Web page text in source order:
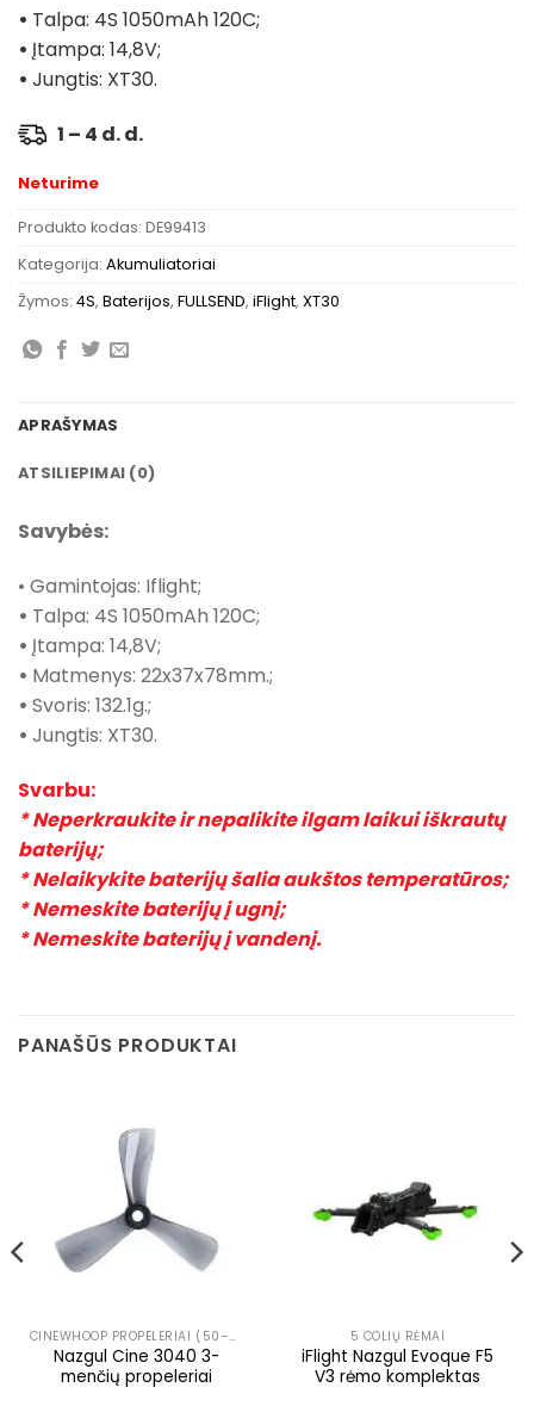
• Talpa: 4S 1050mAh 120C;
• Įtampa: 14,8V;
• Jungtis: XT30.
1 – 4 d. d.
Neturime
Produkto kodas: DE99413
Kategorija: Akumuliatoriai
Žymos: 4S, Baterijos, FULLSEND, iFlight, XT30
APRAŠYMAS
ATSILIEPIMAI (0)
Savybės:
• Gamintojas: Iflight;
• Talpa: 4S 1050mAh 120C;
• Įtampa: 14,8V;
• Matmenys: 22x37x78mm.;
• Svoris: 132.1g.;
• Jungtis: XT30.
Svarbu:
* Neperkraukite ir nepalikite ilgam laikui iškrautų
baterijų;
* Nelaikykite baterijų šalia aukštos temperatūros;
* Nemeskite baterijų į ugnį;
* Nemeskite baterijų į vandenį.
PANAŠŪS PRODUKTAI
CINEWHOOP PROPELERIAI (50–99 MM)
Nazgul Cine 3040 3-
menčių propeleriai
5 COLIŲ RĖMAI
iFlight Nazgul Evoque F5
V3 rėmo komplektas